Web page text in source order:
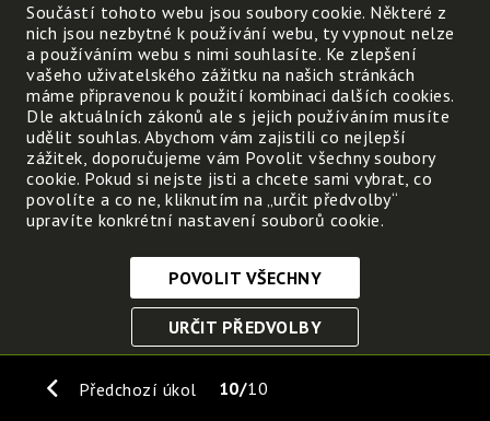
Předchozí úkol 10 10
Součástí tohoto webu jsou soubory cookie. Některé z
nich jsou nezbytné k používání webu, ty vypnout nelze
a používáním webu s nimi souhlasíte. Ke zlepšení
vašeho uživatelského zážitku na našich stránkách
máme připravenou k použití kombinaci dalších cookies.
Dle aktuálních zákonů ale s jejich používáním musíte
udělit souhlas. Abychom vám zajistili co nejlepší
zážitek, doporučujeme vám Povolit všechny soubory
cookie. Pokud si nejste jisti a chcete sami vybrat, co
povolíte a co ne, kliknutím na „určit předvolby“
upravíte konkrétní nastavení souborů cookie.
Nezbytně nutné cookies
Tyto soubory cookie jsou nezbytné, abyste se mohli
funkce. Bez těchto cookies by webové stránky
POVOLIT VŠECHNY
URČIT PŘEDVOLBY